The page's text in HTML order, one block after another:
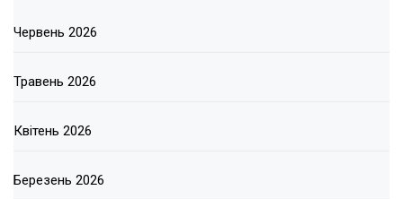
Червень 2026
Травень 2026
Квітень 2026
Березень 2026